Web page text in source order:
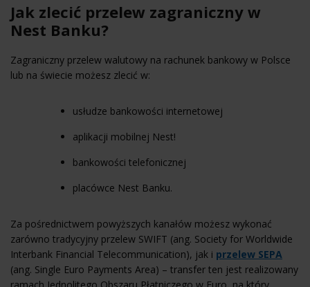
Jak zlecić przelew zagraniczny w
Nest Banku?
Zagraniczny przelew walutowy na rachunek bankowy w Polsce
lub na świecie możesz zlecić w:
usłudze bankowości internetowej
aplikacji mobilnej Nest!
bankowości telefonicznej
placówce Nest Banku.
Za pośrednictwem powyższych kanałów możesz wykonać
zarówno tradycyjny przelew SWIFT (ang. Society for Worldwide
Interbank Financial Telecommunication), jak i przelew SEPA
(ang. Single Euro Payments Area) – transfer ten jest realizowany
ramach Jednolitego Obszaru Płatniczego w Euro, na który